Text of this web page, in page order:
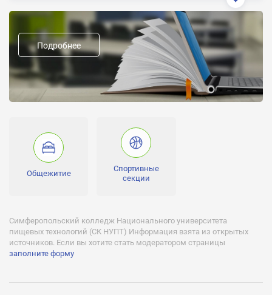
Документ об окончании:
Диплом государственного образца
Предыдущие названия:
Техникум пищевой промышленности
Форма обучения:
Военная кафедра:
Нет
Лицензии:
МОН Украины серия АЕ № 285180 от 08.11.2013 г., протокол №
Подробнее
Общежитие
Спортивные
секции
Симферопольский колледж Национального университета
пищевых технологий (СК НУПТ) Информация взята из открытых
источников. Если вы хотите стать модератором страницы
заполните форму